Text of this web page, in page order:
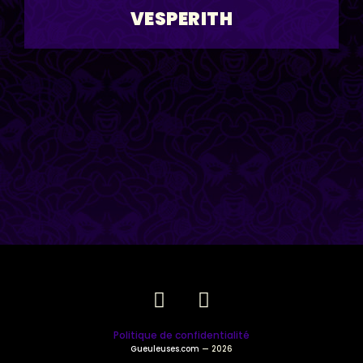
VESPERITH
Politique de confidentialité
Gueuleuses.com — 2026